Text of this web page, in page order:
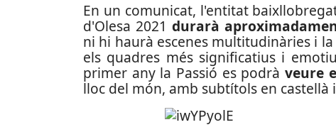
En un comunicat, l'entitat
d'Olesa 2021 durarà
ni hi haurà escenes multitudinàries i
els quadres més significatius i
primer any la Passió es podràveure
lloc del món, amb subtítols en castellà